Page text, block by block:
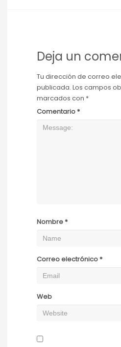
Deja un
Tu dirección de correo
publicada. Los campos
marcados con *
Comentario *
Nombre *
Correo electrónico *
Web